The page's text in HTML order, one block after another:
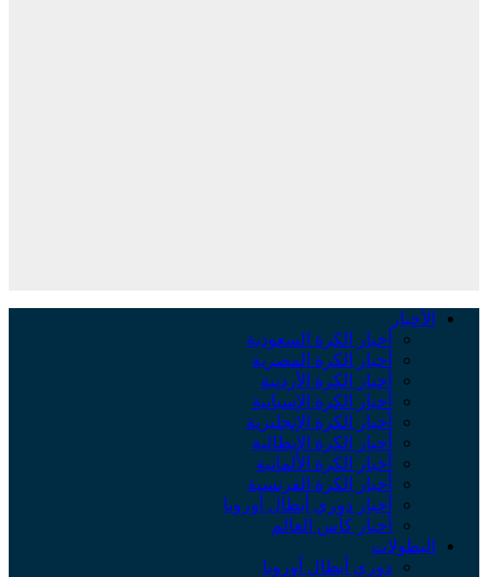
أخبار الكرة السعودية
أخبار الكرة المصرية
أخبار الكرة الأردنية
أخبار الكرة الإسبانية
أخبار الكرة الإنجليزية
أخبار الكرة الإيطالية
أخبار الكرة الألمانية
أخبار الكرة الفرنسية
أخبار دوري أبطال أوروبا
أخبار كأس العالم
دوري أبطال أوروبا